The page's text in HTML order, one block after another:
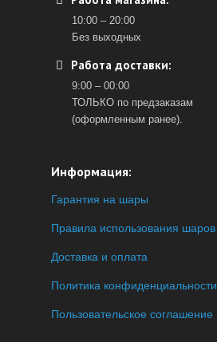
10:00 – 20:00
Без выходных
Работа доставки:
9:00 – 00:00
ТОЛЬКО по предзаказам
(оформленным ранее).
Информация:
Гарантия на шары
Правила использования шаров
Доставка и оплата
Политика конфиденциальности
Пользовательское соглашение